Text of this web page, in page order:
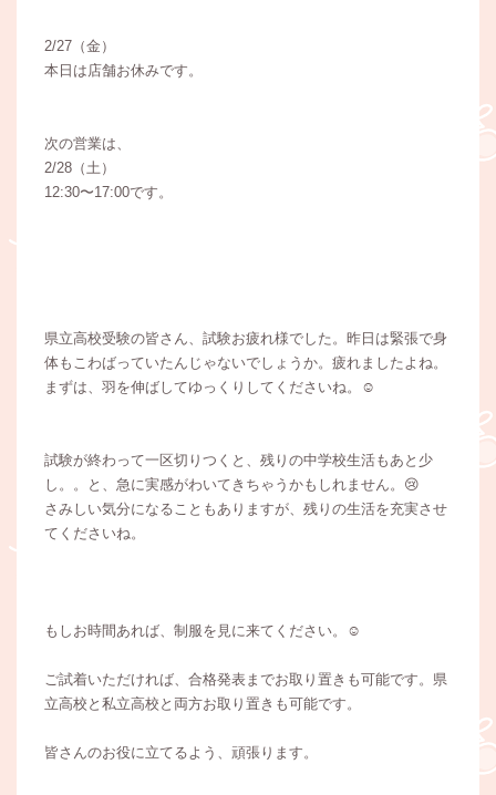
2/27（金）
本日は店舗お休みです。
次の営業は、
2/28（土）
12:30〜17:00です。
県立高校受験の皆さん、試験お疲れ様でした。昨日は緊張で身
体もこわばっていたんじゃないでしょうか。疲れましたよね。
まずは、羽を伸ばしてゆっくりしてくださいね。☺️
試験が終わって一区切りつくと、残りの中学校生活もあと少
し。。と、急に実感がわいてきちゃうかもしれません。😢
さみしい気分になることもありますが、残りの生活を充実させ
てくださいね。
もしお時間あれば、制服を見に来てください。☺️
ご試着いただければ、合格発表までお取り置きも可能です。県
立高校と私立高校と両方お取り置きも可能です。
皆さんのお役に立てるよう、頑張ります。